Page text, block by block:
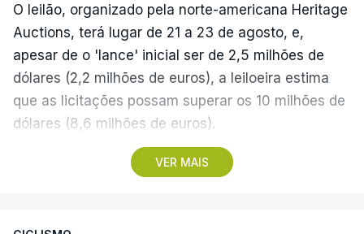
VER MAIS
O leilão, organizado pela norte-americana Heritage
Auctions, terá lugar de 21 a 23 de agosto, e,
apesar de o 'lance' inicial ser de 2,5 milhões de
dólares (2,2 milhões de euros), a leiloeira estima
que as licitações possam superar os 10 milhões de
dólares (8,6 milhões de euros).
A camisola utilizada pelo astro argentino durante